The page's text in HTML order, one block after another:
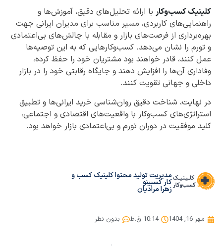
کلینیک کسب‌وکار با ارائه تحلیل‌های دقیق، آموزش‌ها و
راهنمایی‌های کاربردی، مسیر مناسب برای مدیران ایرانی جهت
بهره‌برداری از فرصت‌های بازار و مقابله با چالش‌های بی‌اعتمادی
و تورم را نشان می‌دهد. کسب‌وکارهایی که به این توصیه‌ها
عمل کنند، قادر خواهند بود مشتریان خود را حفظ کرده،
وفاداری آن‌ها را افزایش دهند و جایگاه رقابتی خود را در بازار
داخلی و جهانی تقویت کنند.
در نهایت، شناخت دقیق روان‌شناسی خرید ایرانی‌ها و تطبیق
استراتژی‌های کسب‌وکار با واقعیت‌های اقتصادی و اجتماعی،
کلید موفقیت در دوران تورم و بی‌اعتمادی بازار خواهد بود.
مدیریت تولید محتوا کلینیک کسب و
کار کسبینو
زهرا مرادیان
مهر 16, 1404 10:14 ق.ظ بدون نظر